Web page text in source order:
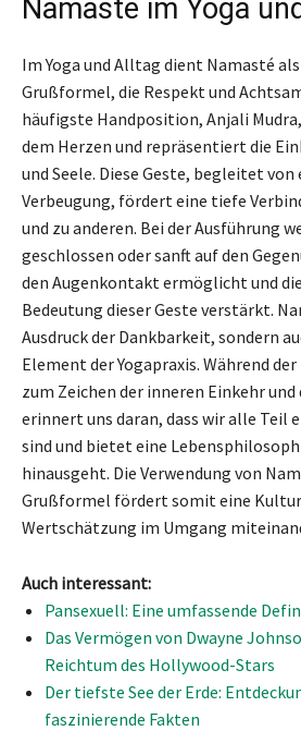
Namaste im Yoga
Im Yoga und Alltag dient Namasté
Grußformel, die Respekt und
häufigste Handposition, Anjali
dem Herzen und repräsentiert die
und Seele. Diese Geste, begleitet
Verbeugung, fördert eine tiefe
und zu anderen. Bei der Ausführung
geschlossen oder sanft auf den
den Augenkontakt ermöglicht und
Bedeutung dieser Geste verstärkt.
Ausdruck der Dankbarkeit, sondern
Element der Yogapraxis. Während
zum Zeichen der inneren Einkehr und
erinnert uns daran, dass wir alle Teil
sind und bietet eine
hinausgeht. Die Verwendung von
Grußformel fördert somit eine Kultur
Wertschätzung im Umgang
Auch interessant:
Pansexuell: Eine umfassende
Das Vermögen von Dwayne
Reichtum des Hollywood-Stars
Der tiefste See der Erde:
faszinierende Fakten